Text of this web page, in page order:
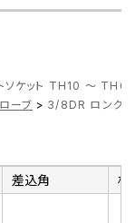
ソケット TH10 ～
ーブ > 3/8DR ロング
差込角
材